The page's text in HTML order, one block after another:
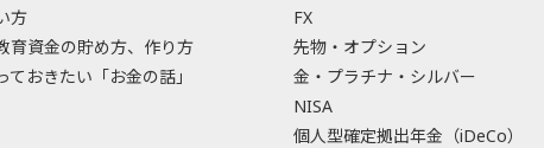
方
育資金の貯め方、作り方
おきたい「お金の話」
FX
先物・オプション
金・プラチナ・シルバー
NISA
個人型確定拠出年金（iDeCo）